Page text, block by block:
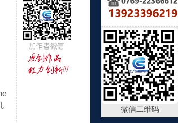
微信二维码